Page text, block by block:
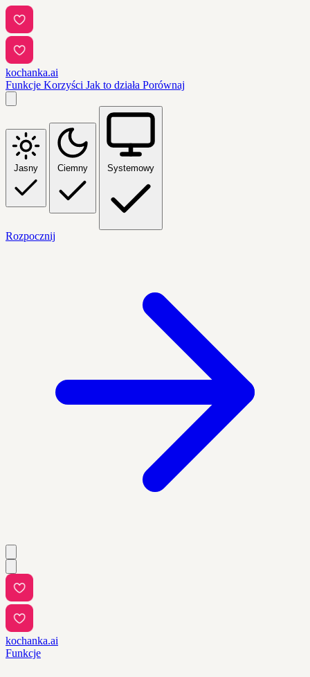
kochanka.ai
Funkcje Korzyści Jak to działa Porównaj
Jasny Ciemny Systemowy
Rozpocznij
kochanka.ai
Funkcje